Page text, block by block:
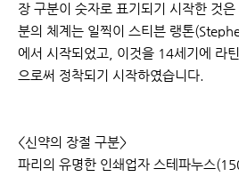
장 구분이 숫자로 표기되기 시작한 것
분의 체계는 일찍이 스티븐 랭톤
에서 시작되었고, 이것을 14세기에 라
으로써 정착되기 시작하였습니다.
<신약의 장절 구분>
파리의 유명한 인쇄업자 스테파누스